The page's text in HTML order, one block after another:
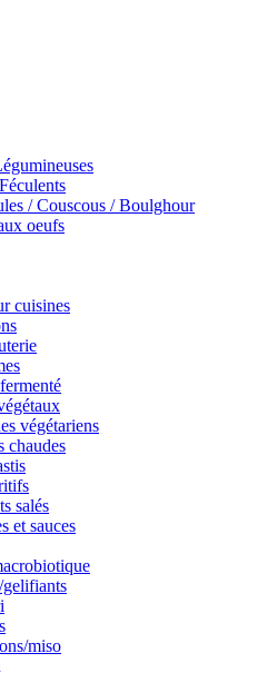
/ Couscous / Boulghour
oeufs
cuisines
végétariens
chaudes
salés
et sauces
miso